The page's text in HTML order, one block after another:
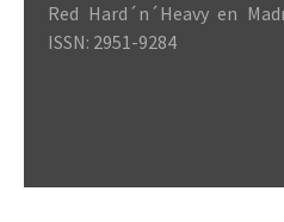
Red Hard´n´Heavy en
ISSN: 2951-9284